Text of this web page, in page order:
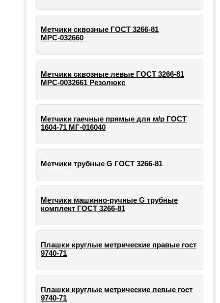
Метчики сквозные ГОСТ 3266-81
МРС-032660
Метчики сквозные левые ГОСТ 3266-81
МРС-0032661 Резолюкс
Метчики гаечные прямые для м/р ГОСТ
1604-71 МГ-016040
Метчики трубные G ГОСТ 3266-81
Метчики машинно-ручные G трубные
комплект ГОСТ 3266-81
Плашки круглые метрические правые гост
9740-71
Плашки круглые метрические левые гост
9740-71